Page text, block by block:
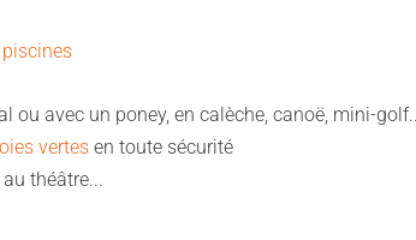
piscines
ou avec un poney, en calèche, canoë, mini-
vertes en toute sécurité
théâtre...